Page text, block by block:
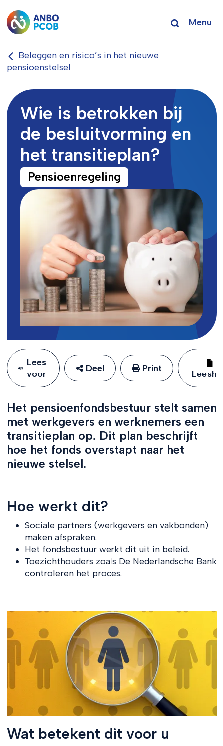
Menu
Beleggen en risico’s in het nieuwe
pensioenstelsel
Wie is betrokken bij
de besluitvorming en
het transitieplan?
Pensioenregeling
Lees
voor
Deel Print
Het pensioenfondsbestuur stelt samen
met werkgevers en werknemers een
transitieplan op. Dit plan beschrijft
hoe het fonds overstapt naar het
nieuwe stelsel.
Hoe werkt dit?
Sociale partners (werkgevers en vakbonden)
maken afspraken.
Het fondsbestuur werkt dit uit in beleid.
Toezichthouders zoals De Nederlandsche Bank
controleren het proces.
Wat betekent dit voor u